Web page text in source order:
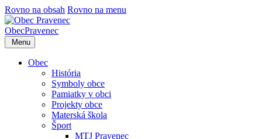
Rovno na obsah Rovno na menu
ObecPravenec
Menu
Obec
História
Symboly obce
Pamiatky v obci
Projekty obce
Materská škola
Šport
MTJ Pravenec